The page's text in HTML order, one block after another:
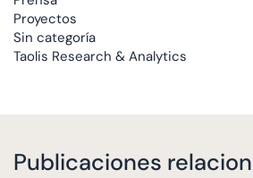
Proyectos
Sin categoría
Taolis Research & Analytics
Publicaciones